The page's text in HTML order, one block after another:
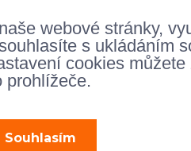
webové stránky,
s ukládáním
cookies můžete
prohlížeče.
Souhlasím